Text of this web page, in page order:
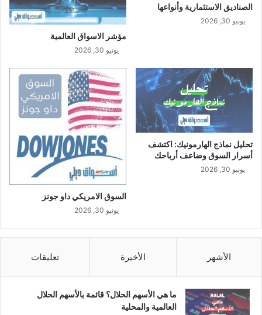
الصناديق الاستثمارية وأنواعها
يونيو 30, 2026
مؤشر الاسواق العالمية
يونيو 30, 2026
تحليل نماذج الهارمونيك: اكتشف
أسرار السوق وضاعف أرباحك
يونيو 30, 2026
السوق الامريكي داو جونز
يونيو 30, 2026
الأشهر الأخيرة تعليقات
ما هي الأسهم الحلال؟ قائمة بالأسهم الحلال
العالمية والمحلية